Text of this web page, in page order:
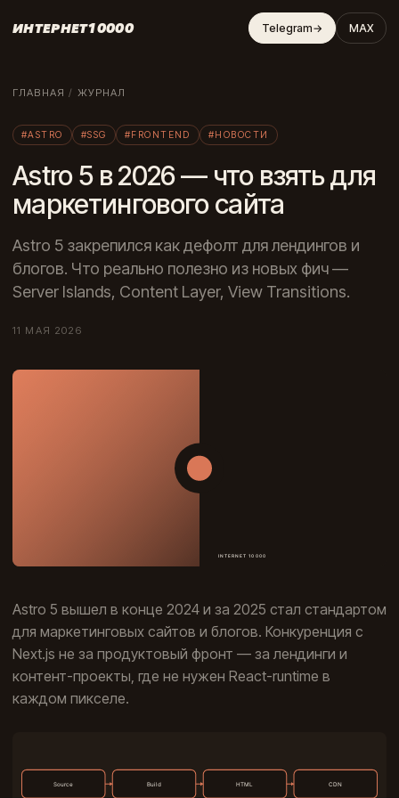
ИНТЕРНЕТ10000 Telegram→ MAX
ГЛАВНАЯ / ЖУРНАЛ
#ASTRO #SSG #FRONTEND #НОВОСТИ
Astro 5 в 2026 — что взять для
маркетингового сайта
Astro 5 закрепился как дефолт для лендингов и
блогов. Что реально полезно из новых фич —
Server Islands, Content Layer, View Transitions.
11 МАЯ 2026
Astro 5 вышел в конце 2024 и за 2025 стал стандартом
для маркетинговых сайтов и блогов. Конкуренция с
Next.js не за продуктовый фронт — за лендинги и
контент-проекты, где не нужен React-runtime в
каждом пикселе.